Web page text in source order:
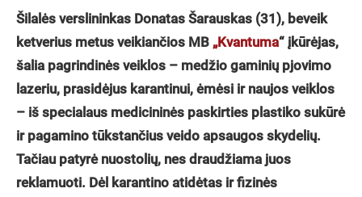
Šilalės verslininkas Donatas Šarauskas (31), beveik
ketverius metus veikiančios MB „Kvantuma“ įkūrėjas,
šalia pagrindinės veiklos – medžio gaminių pjovimo
lazeriu, prasidėjus karantinui, ėmėsi ir naujos veiklos
– iš specialaus medicininės paskirties plastiko sukūrė
ir pagamino tūkstančius veido apsaugos skydelių.
Tačiau patyrė nuostolių, nes draudžiama juos
reklamuoti. Dėl karantino atidėtas ir fizinės